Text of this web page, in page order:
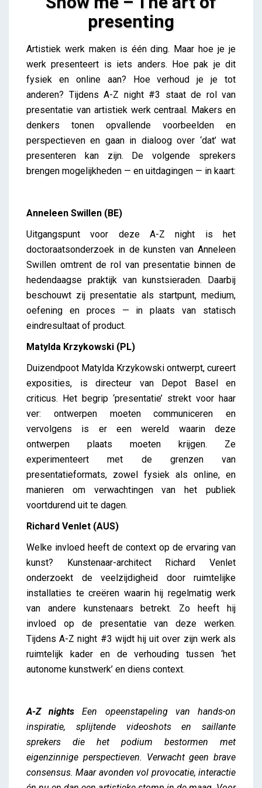
presenting
Show me – The art of presenting
Artistiek werk maken is één ding. Maar hoe je je
werk presenteert is iets anders. Hoe pak je dit
fysiek en online aan? Hoe verhoud je je tot
anderen? Tijdens A-Z night #3 staat de rol van
presentatie van artistiek werk centraal. Makers en
denkers tonen opvallende voorbeelden en
perspectieven en gaan in dialoog over ‘dat’ wat
presenteren kan zijn. De volgende sprekers
brengen mogelijkheden — en uitdagingen — in kaart:
Anneleen Swillen (BE)
Uitgangspunt voor deze A-Z night is het
doctoraatsonderzoek in de kunsten van Anneleen
Swillen omtrent de rol van presentatie binnen de
hedendaagse praktijk van kunstsieraden. Daarbij
beschouwt zij presentatie als startpunt, medium,
oefening en proces — in plaats van statisch
eindresultaat of product.
Matylda Krzykowski (PL)
Duizendpoot Matylda Krzykowski ontwerpt, cureert
exposities, is directeur van Depot Basel en
criticus. Het begrip ‘presentatie’ strekt voor haar
ver: ontwerpen moeten communiceren en
vervolgens is er een wereld waarin deze
ontwerpen plaats moeten krijgen. Ze
experimenteert met de grenzen van
presentatieformats, zowel fysiek als online, en
manieren om verwachtingen van het publiek
voortdurend uit te dagen.
Richard Venlet (AUS)
Welke invloed heeft de context op de ervaring van
kunst? Kunstenaar-architect Richard Venlet
onderzoekt de veelzijdigheid door ruimtelijke
installaties te creëren waarin hij regelmatig werk
van andere kunstenaars betrekt. Zo heeft hij
invloed op de presentatie van deze werken.
Tijdens A-Z night #3 wijdt hij uit over zijn werk als
ruimtelijk kader en de verhouding tussen ‘het
autonome kunstwerk’ en diens context.
A-Z nights Een opeenstapeling van hands-on
inspiratie, splijtende videoshots en saillante
sprekers die het podium bestormen met
eigenzinnige perspectieven. Verwacht geen brave
consensus. Maar avonden vol provocatie, interactie